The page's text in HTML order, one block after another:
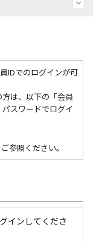
IDでのログインが可
は、以下の「会員
スワードでログイ
参照ください。
インしてくださ